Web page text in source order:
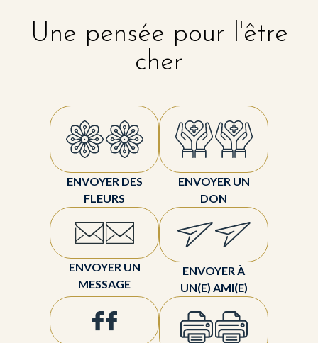
Une pensée pour l'être
cher
ENVOYER DES
FLEURS
ENVOYER UN
DON
ENVOYER UN
MESSAGE
ENVOYER À
UN(E) AMI(E)